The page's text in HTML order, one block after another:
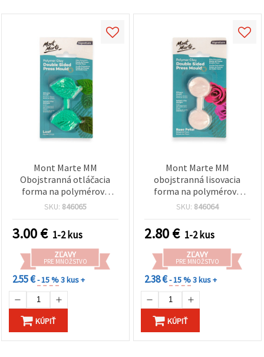
Mont Marte MM
Obojstranná otláčacia
forma na polymérovú
hmotu, tvar listu,
SKU: 846065
3.00€ 1-2 kus
ZĽAVY
PRE MNOŽSTVO
2.55 €- 15 %3 kus +
KÚPIŤ
Mont Marte MM
obojstranná lisovacia
forma na polymérovú
hmotu, tvar lupienka
SKU: 846064
2.80€ 1-2 kus
ZĽAVY
PRE MNOŽSTVO
2.38 €- 15 %3 kus +
KÚPIŤ